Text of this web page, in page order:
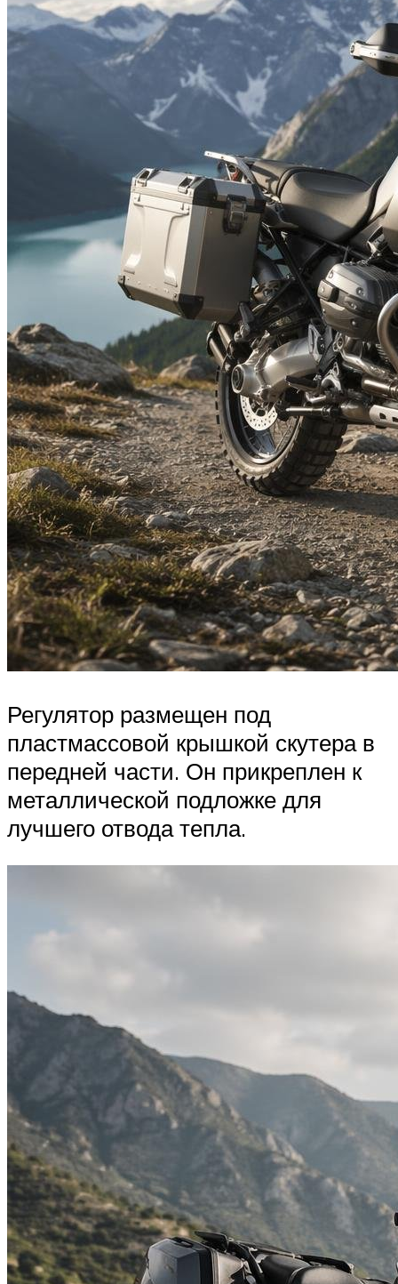
Регулятор размещен под
пластмассовой крышкой скутера в
передней части. Он прикреплен к
металлической подложке для
лучшего отвода тепла.